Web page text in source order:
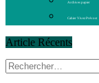
Archives papier
Cahier Vivez Prévost
Article Récents
14 octobre 2015
Rechercher :